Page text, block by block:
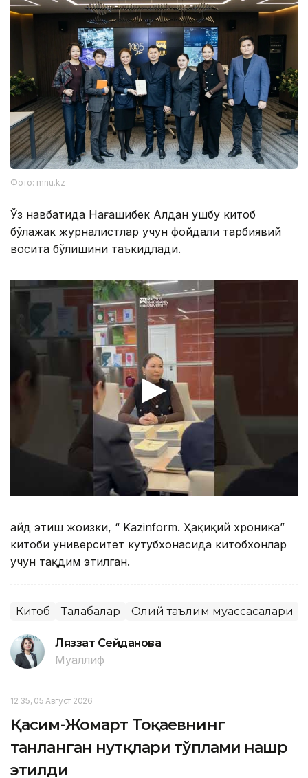
Фото: mnu.kz
Ўз навбатида Нағашибек Алдан ушбу китоб
бўлажак журналистлар учун фойдали тарбиявий
восита бўлишини таъкидлади.
Қайд этиш жоизки, “ Kazinform. Ҳақиқий хроника”
китоби университет кутубхонасида китобхонлар
учун тақдим этилган.
Китоб Талабалар Олий таълим муассасалари
Ляззат Сейданова
Муаллиф
12:35, 05 Август 2026
Қасим-Жомарт Тоқаевнинг
танланган нутқлари тўплами нашр
этилди